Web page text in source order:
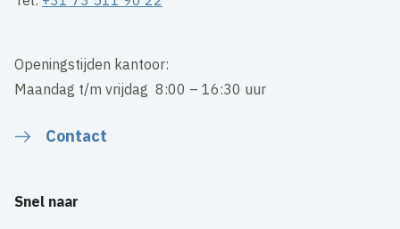
Openingstijden kantoor:
Maandag t/m vrijdag 8:00 – 16:30 uur
Contact
Snel naar